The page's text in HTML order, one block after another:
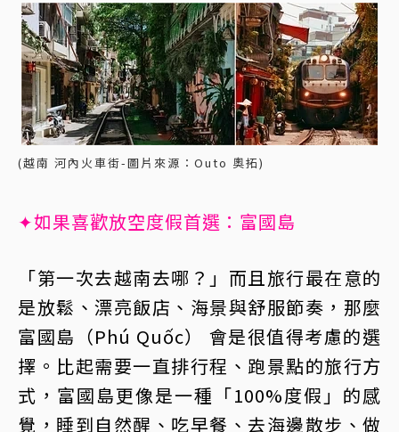
(越南 河內火車街-圖片來源：Outo 奧拓)
✦如果喜歡放空度假首選：富國島
「第一次去越南去哪？」而且旅行最在意的
是放鬆、漂亮飯店、海景與舒服節奏，那麼
富國島（Phú Quốc） 會是很值得考慮的選
擇。比起需要一直排行程、跑景點的旅行方
式，富國島更像是一種「100%度假」的感
覺，睡到自然醒、吃早餐、去海邊散步、做